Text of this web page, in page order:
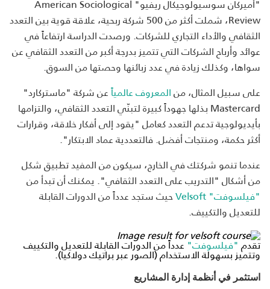
"أميركان سوسيولوجيكال ريفيو" American Sociological
Review، شملت أكثر من 500 شركة ربحية، علاقة قوية بين التعدد
الثقافي والأداء التجاري للشركات. ورصدت الدراسة ارتفاعاً في
عوائد وأرباح الشركات التي تتميز بدرجة أكبر من التعدد الثقافي عن
سواها، وكذلك زيادة في عدد زبائنها وحصتها من السوق.
على سبيل المثال، منالمعروف عالمياًعن شركة "ماستركارد"
Mastercard بذلها جهوداً كبيرة لتبنّي التعدد الثقافي، والتزامها
بأيديولوجية تدعم التعدد كعامل "يقود إلى أفكار خلاقة، وقرارات
أكثر حكمة، ومنتجات أفضل. فالتعددية عماد الابتكار".
عندما تنمو شركتك في الخارج، سيكون من المفيد تطبيق شكل
من أشكال "التدريب على التعدد الثقافي". يمكنك أن تبدأ من
"فيلسوفت" Velsoft
حيث ستجد عدداً من الدورات القابلة
للتعديل والتكييف.
تقدم"فيلسوفت"عدداً من الدورات القابلة للتعديل والتكييف
وتتميز بسهولة الاستخدام (الصور عبر براتيك دولاكيا).
استثمر في أنظمة إدارة المشاريع